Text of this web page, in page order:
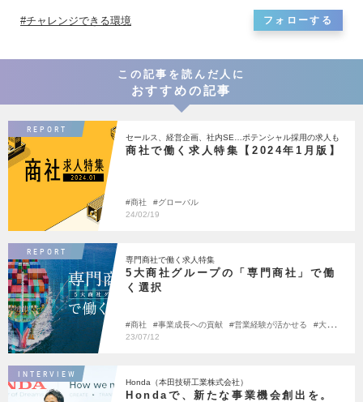
チャレンジできる環境 フォローする
この記事を読んだ人に
おすすめの記事
REPORT
セールス、経営企画、社内SE…ポテンシャル採用の求人も
商社で働く求人特集【2024年1月版】
商社
グローバル
24/02/19
REPORT
専門商社で働く求人特集
5大商社グループの「専門商社」で働
く選択
商社 事業成長への貢献 営業経験が活かせる
大手の
挑戦
23/07/12
INTERVIEW
Honda（本田技研工業株式会社）
Hondaで、新たな事業機会創出を。